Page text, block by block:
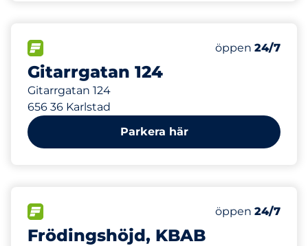
Gitarrgatan 124
Gitarrgatan 124
656 36 Karlstad
Antal
Totalt antal
Fredag
öppen 24/7
493 m
Parkera här
Frödingshöjd, KBAB
Antal
Totalt antal
Fredag
öppen 24/7
550 m